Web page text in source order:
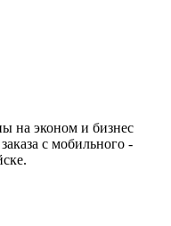
на эконом и бизнес
с мобильного -